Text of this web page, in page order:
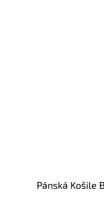
Pánská Košile